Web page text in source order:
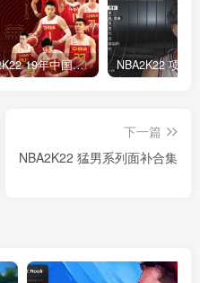
NBA2K22 19年中国队面补合集
下一篇
NBA2K22 猛男系列面补合集